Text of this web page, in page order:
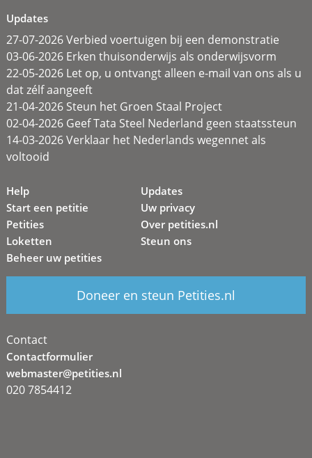
Updates
27-07-2026 Verbied voertuigen bij een demonstratie
03-06-2026 Erken thuisonderwijs als onderwijsvorm
22-05-2026 Let op, u ontvangt alleen e-mail van ons als u
dat zélf aangeeft
21-04-2026 Steun het Groen Staal Project
02-04-2026 Geef Tata Steel Nederland geen staatssteun
14-03-2026 Verklaar het Nederlands wegennet als
voltooid
Help
Start een petitie
Petities
Loketten
Beheer uw petities
Updates
Uw privacy
Over petities.nl
Steun ons
Doneer en steun Petities.nl
Contact
Contactformulier
webmaster@petities.nl
020 7854412